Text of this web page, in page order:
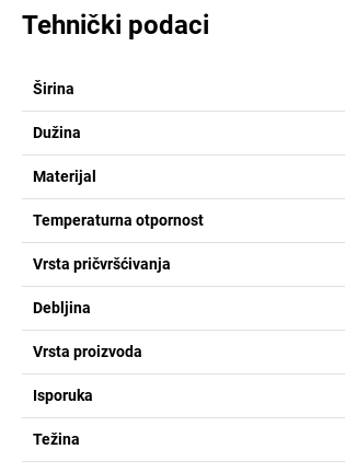
Tehnički podaci
Širina
Dužina
Materijal
Temperaturna otpornost
Vrsta pričvršćivanja
Debljina
Vrsta proizvoda
Isporuka
Težina